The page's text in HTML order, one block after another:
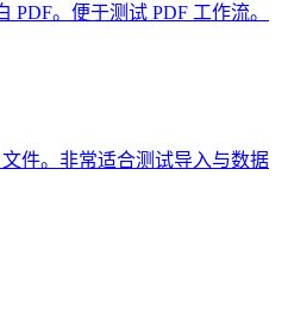
PDF。便于测试 PDF 工作流。
件。非常适合测试导入与数据